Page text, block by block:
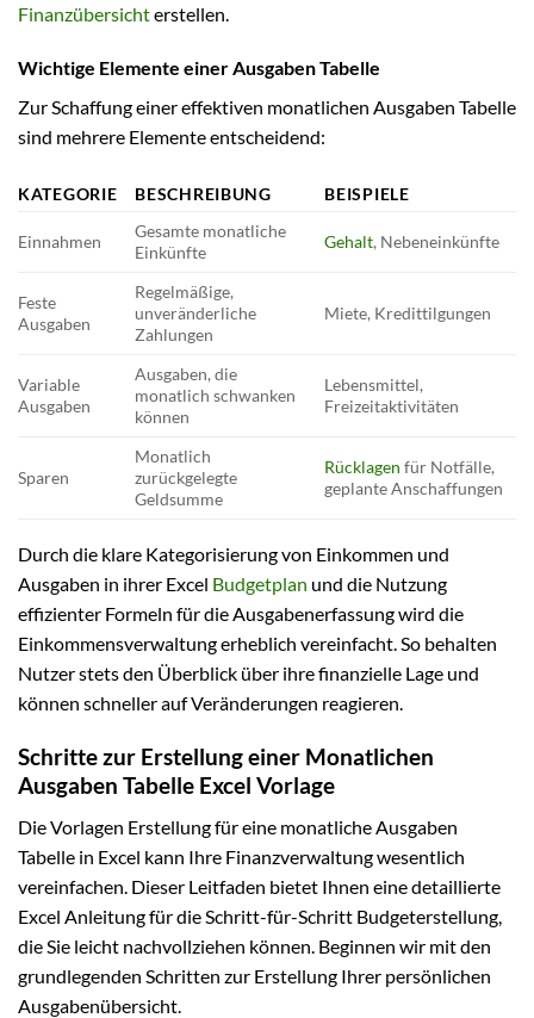
Finanzübersichterstellen.
Wichtige Elemente einer Ausgaben Tabelle
Zur Schaffung einer effektiven monatlichen Ausgaben Tabelle
sind mehrere Elemente entscheidend:
KATEGORIE BESCHREIBUNG BEISPIELE
Einnahmen
Gesamte monatliche
Einkünfte
Gehalt, Nebeneinkünfte
Feste
Ausgaben
Regelmäßige,
unveränderliche
Zahlungen
Miete, Kredittilgungen
Variable
Ausgaben
Ausgaben, die
monatlich schwanken
können
Lebensmittel,
Freizeitaktivitäten
Sparen
Monatlich
zurückgelegte
Geldsumme
Rücklagen für Notfälle,
geplante Anschaffungen
Durch die klare Kategorisierung von Einkommen und
Ausgaben in ihrer Excel Budgetplan und die Nutzung
effizienter Formeln für die Ausgabenerfassung wird die
Einkommensverwaltung erheblich vereinfacht. So behalten
Nutzer stets den Überblick über ihre finanzielle Lage und
können schneller auf Veränderungen reagieren.
Schritte zur Erstellung einer Monatlichen
Ausgaben Tabelle Excel Vorlage
Die Vorlagen Erstellung für eine monatliche Ausgaben
Tabelle in Excel kann Ihre Finanzverwaltung wesentlich
vereinfachen. Dieser Leitfaden bietet Ihnen eine detaillierte
Excel Anleitung für die Schritt-für-Schritt Budgeterstellung,
die Sie leicht nachvollziehen können. Beginnen wir mit den
grundlegenden Schritten zur Erstellung Ihrer persönlichen
Ausgabenübersicht.